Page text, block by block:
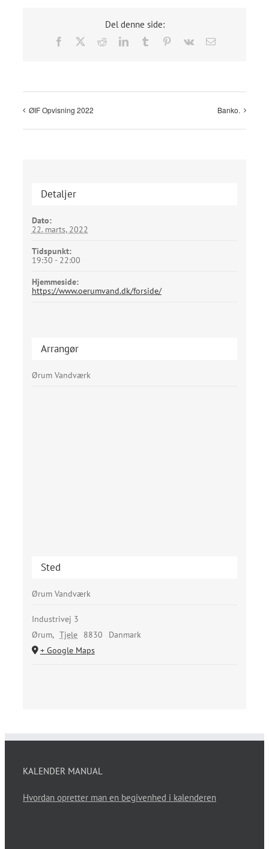
Del denne side:
Facebook RedditLinkedInTumblr Pinterest
Vk
E-
ØIF Opvisning 2022 Banko.
Detaljer
Dato:
22. marts, 2022
Tidspunkt:
19:30 - 22:00
Hjemmeside:
https://www.oerumvand.dk/forside/
Arrangør
Ørum Vandværk
Sted
Ørum Vandværk
Industrivej 3
Ørum, Tjele 8830
Danmark
+ Google Maps
KALENDER MANUAL
Hvordan opretter man en begivenhed i kalenderen